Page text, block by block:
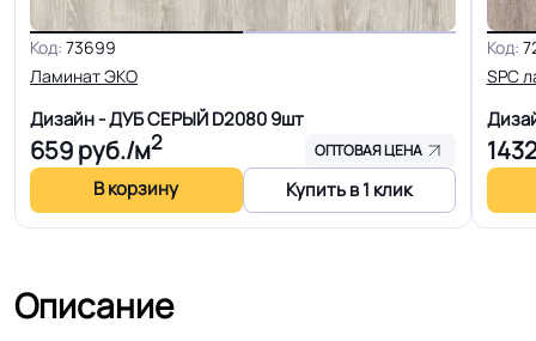
Структура
Гетерогенный многослойный пвх
Основа Компактный ПВХ
Ширина 2.5-3.0-3.5-4.0 м
Толщина
Код: 73699
Ламинат ЭКО
Дизайн - ДУБ СЕРЫЙ D20809шт
659руб./м2 ОПТОВАЯ ЦЕНА
В корзину Купить в 1 клик
Код:
SPC
1432
Описание